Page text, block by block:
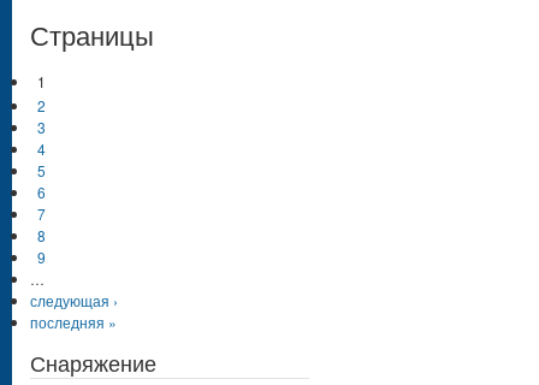
Страницы
1
2
3
4
5
6
7
8
9
…
следующая ›
последняя »
Снаряжение